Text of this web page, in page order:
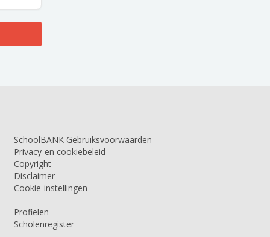
SchoolBANK Gebruiksvoorwaarden
Privacy-en cookiebeleid
Copyright
Disclaimer
Cookie-instellingen
Profielen
Scholenregister